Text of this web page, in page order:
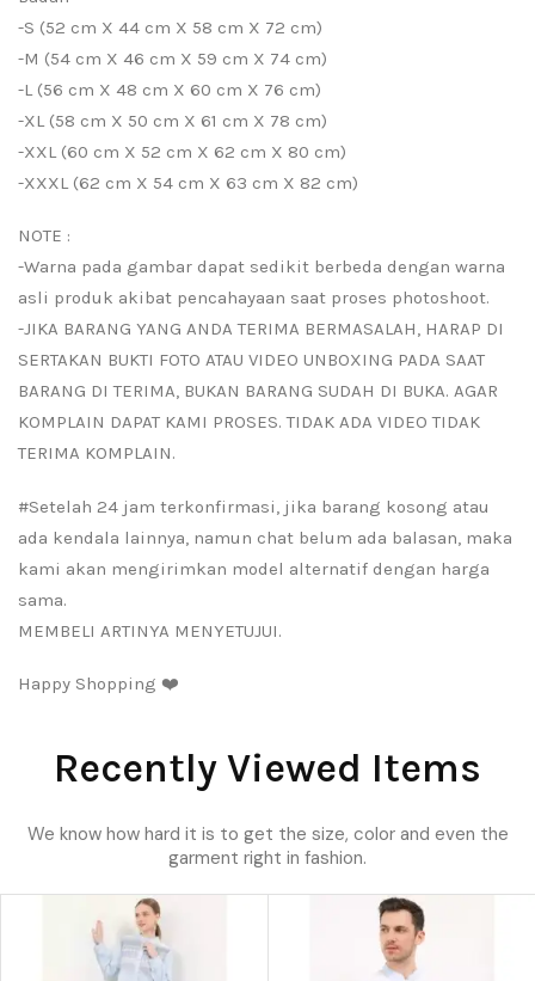
-S (52 cm X 44 cm X 58 cm X 72 cm)
-M (54 cm X 46 cm X 59 cm X 74 cm)
-L (56 cm X 48 cm X 60 cm X 76 cm)
-XL (58 cm X 50 cm X 61 cm X 78 cm)
-XXL (60 cm X 52 cm X 62 cm X 80 cm)
-XXXL (62 cm X 54 cm X 63 cm X 82 cm)
NOTE :
-Warna pada gambar dapat sedikit berbeda dengan warna
asli produk akibat pencahayaan saat proses photoshoot.
-JIKA BARANG YANG ANDA TERIMA BERMASALAH, HARAP DI
SERTAKAN BUKTI FOTO ATAU VIDEO UNBOXING PADA SAAT
BARANG DI TERIMA, BUKAN BARANG SUDAH DI BUKA. AGAR
KOMPLAIN DAPAT KAMI PROSES. TIDAK ADA VIDEO TIDAK
TERIMA KOMPLAIN.
#Setelah 24 jam terkonfirmasi, jika barang kosong atau
ada kendala lainnya, namun chat belum ada balasan, maka
kami akan mengirimkan model alternatif dengan harga
sama.
MEMBELI ARTINYA MENYETUJUI.
Happy Shopping ❤️
Recently Viewed Items
We know how hard it is to get the size, color and even the
garment right in fashion.